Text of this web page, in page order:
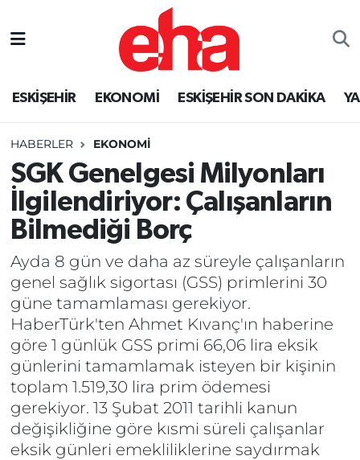
ESKİŞEHİR EKONOMİ ESKİŞEHİR SON DAKİKA
HABERLER EKONOMİ
SGK Genelgesi Milyonları
İlgilendiriyor: Çalışanların
Bilmediği Borç
Ayda 8 gün ve daha az süreyle çalışanların
genel sağlık sigortası (GSS) primlerini 30
güne tamamlaması gerekiyor.
HaberTürk'ten Ahmet Kıvanç'ın haberine
göre 1 günlük GSS primi 66,06 lira eksik
günlerini tamamlamak isteyen bir kişinin
toplam 1.519,30 lira prim ödemesi
gerekiyor. 13 Şubat 2011 tarihli kanun
değişikliğine göre kısmi süreli çalışanlar
eksik günleri emekliliklerine saydırmak